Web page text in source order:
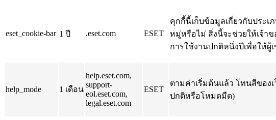
eset_cookie-bar 1 ปี .eset.com ESET
คุกกี้นี้เก็บข้อมูลเกี่ยวกับประ
หมู่หรือไม่ สิ่งนี้จะช่วยให้เจ้า
การใช้งานปกติหนึ่งปีเพื่อให้ผู้
help_mode 1 เดือน
help.eset.com,
support-
eol.eset.com,
legal.eset.com
ESET
ตามค่าเริ่มต้นแล้ว โทนสีของ
ปกติหรือโหมดมืด)